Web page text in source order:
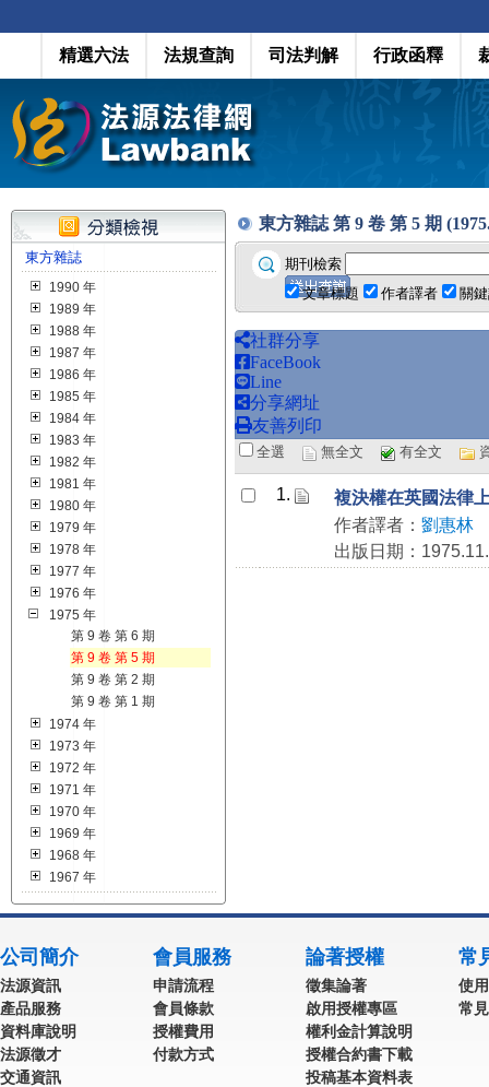
精選六法 法規查詢 司法判解 行政函釋
東方雜誌
1990 年
1989 年
1988 年
1987 年
1986 年
1985 年
1984 年
1983 年
1982 年
1981 年
1980 年
1979 年
1978 年
1977 年
1976 年
1975 年
第 9 卷 第 6 期
第 9 卷 第 5 期
第 9 卷 第 2 期
第 9 卷 第 1 期
1974 年
1973 年
1972 年
1971 年
1970 年
1969 年
1968 年
1967 年
東方雜誌 第 9 卷 第 5 期
期刊檢索
文章標題
作者譯者 關
社群分享
FaceBook
Line
分享網址
友善列印
全選 無全文 有全文
1.
複決權在英國法律
作者譯者： 劉惠林
出版日期：
公司簡介
法源資訊
產品服務
資料庫說明
法源徵才
交通資訊
會員服務
申請流程
會員條款
授權費用
付款方式
論著授權
徵集論著
啟用授權專區
權利金計算說明
授權合約書下載
投稿基本資料表
常
使
常